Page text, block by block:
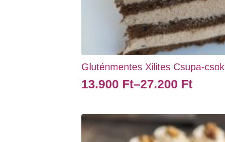
Gluténmentes Xilites Csupa-
13.900 Ft–27.200 Ft
Ártartomány:
-
27.200 Ft
a
terméknek